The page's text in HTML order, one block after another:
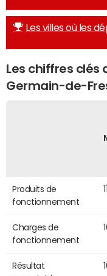
Les villes où les
Les chiffres
Germain-de-
Produits de
fonctionnement
Charges de
fonctionnement
Résultat